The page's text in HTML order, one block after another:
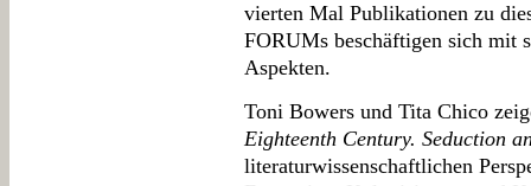
vierten Mal Publikationen zu
FORUMs beschäftigen sich mit
Aspekten.
Toni Bowers und Tita Chico
Eighteenth Century. Seduction
literaturwissenschaftlichen